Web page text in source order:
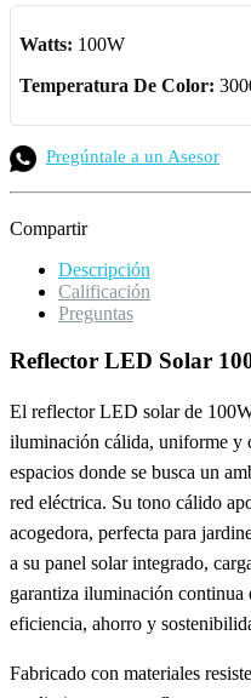
Watts: 100W
Temperatura De Color:
Pregúntale a un Asesor
Compartir
Descripción
Calificación
Preguntas
Reflector LED Solar
El reflector LED solar de
iluminación cálida, uniforme y
espacios donde se busca un
red eléctrica. Su tono cálido
acogedora, perfecta para
a su panel solar integrado,
garantiza iluminación
eficiencia, ahorro y
Fabricado con materiales